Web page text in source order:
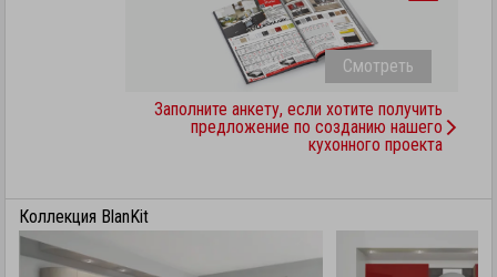
Смотреть
Заполните анкету, если хотите получить
предложение по созданию нашего
кухонного проекта
Коллекция BlanKit